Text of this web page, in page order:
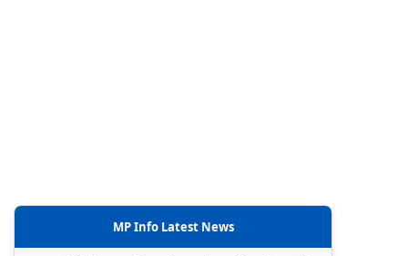
MP Info Latest News